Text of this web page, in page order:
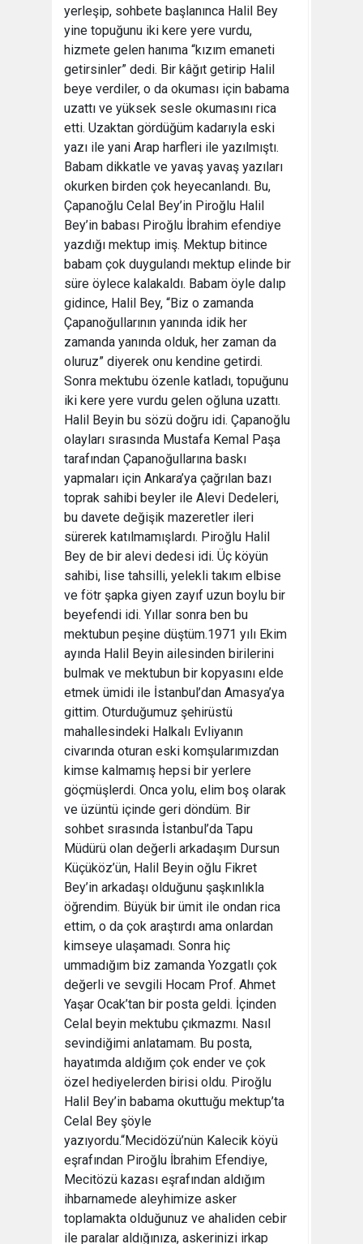
yerleşip, sohbete başlanınca Halil Bey
yine topuğunu iki kere yere vurdu,
hizmete gelen hanıma “kızım emaneti
getirsinler” dedi. Bir kâğıt getirip Halil
beye verdiler, o da okuması için babama
uzattı ve yüksek sesle okumasını rica
etti. Uzaktan gördüğüm kadarıyla eski
yazı ile yani Arap harfleri ile yazılmıştı.
Babam dikkatle ve yavaş yavaş yazıları
okurken birden çok heyecanlandı. Bu,
Çapanoğlu Celal Bey’in Piroğlu Halil
Bey’in babası Piroğlu İbrahim efendiye
yazdığı mektup imiş. Mektup bitince
babam çok duygulandı mektup elinde bir
süre öylece kalakaldı. Babam öyle dalıp
gidince, Halil Bey, “Biz o zamanda
Çapanoğullarının yanında idik her
zamanda yanında olduk, her zaman da
oluruz” diyerek onu kendine getirdi.
Sonra mektubu özenle katladı, topuğunu
iki kere yere vurdu gelen oğluna uzattı.
Halil Beyin bu sözü doğru idi. Çapanoğlu
olayları sırasında Mustafa Kemal Paşa
tarafından Çapanoğullarına baskı
yapmaları için Ankara’ya çağrılan bazı
toprak sahibi beyler ile Alevi Dedeleri,
bu davete değişik mazeretler ileri
sürerek katılmamışlardı. Piroğlu Halil
Bey de bir alevi dedesi idi. Üç köyün
sahibi, lise tahsilli, yelekli takım elbise
ve fötr şapka giyen zayıf uzun boylu bir
beyefendi idi. Yıllar sonra ben bu
mektubun peşine düştüm.1971 yılı Ekim
ayında Halil Beyin ailesinden birilerini
bulmak ve mektubun bir kopyasını elde
etmek ümidi ile İstanbul’dan Amasya’ya
gittim. Oturduğumuz şehirüstü
mahallesindeki Halkalı Evliyanın
civarında oturan eski komşularımızdan
kimse kalmamış hepsi bir yerlere
göçmüşlerdi. Onca yolu, elim boş olarak
ve üzüntü içinde geri döndüm. Bir
sohbet sırasında İstanbul’da Tapu
Müdürü olan değerli arkadaşım Dursun
Küçüköz’ün, Halil Beyin oğlu Fikret
Bey’in arkadaşı olduğunu şaşkınlıkla
öğrendim. Büyük bir ümit ile ondan rica
ettim, o da çok araştırdı ama onlardan
kimseye ulaşamadı. Sonra hiç
ummadığım biz zamanda Yozgatlı çok
değerli ve sevgili Hocam Prof. Ahmet
Yaşar Ocak’tan bir posta geldi. İçinden
Celal beyin mektubu çıkmazmı. Nasıl
sevindiğimi anlatamam. Bu posta,
hayatımda aldığım çok ender ve çok
özel hediyelerden birisi oldu. Piroğlu
Halil Bey’in babama okuttuğu mektup’ta
Celal Bey şöyle
yazıyordu.“Mecidözü’nün Kalecik köyü
eşrafından Piroğlu İbrahim Efendiye,
Mecitözü kazası eşrafından aldığım
ihbarnamede aleyhimize asker
toplamakta olduğunuz ve ahaliden cebir
ile paralar aldığınıza, askerinizi irkap